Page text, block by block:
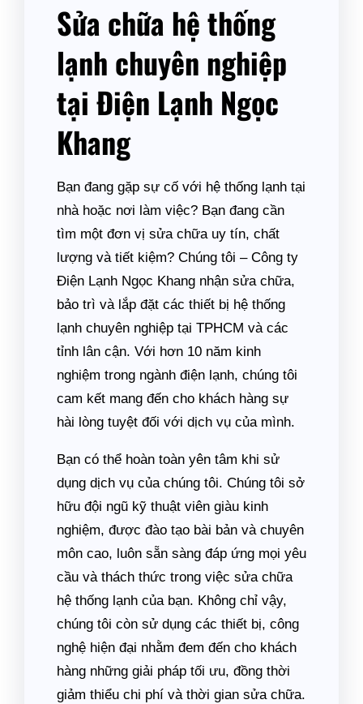
Sửa chữa hệ thống
lạnh chuyên nghiệp
tại Điện Lạnh Ngọc
Khang
Bạn đang gặp sự cố với hệ thống lạnh tại
nhà hoặc nơi làm việc? Bạn đang cần
tìm một đơn vị sửa chữa uy tín, chất
lượng và tiết kiệm? Chúng tôi – Công ty
Điện Lạnh Ngọc Khang nhận sửa chữa,
bảo trì và lắp đặt các thiết bị hệ thống
lạnh chuyên nghiệp tại TPHCM và các
tỉnh lân cận. Với hơn 10 năm kinh
nghiệm trong ngành điện lạnh, chúng tôi
cam kết mang đến cho khách hàng sự
hài lòng tuyệt đối với dịch vụ của mình.
Bạn có thể hoàn toàn yên tâm khi sử
dụng dịch vụ của chúng tôi. Chúng tôi sở
hữu đội ngũ kỹ thuật viên giàu kinh
nghiệm, được đào tạo bài bản và chuyên
môn cao, luôn sẵn sàng đáp ứng mọi yêu
cầu và thách thức trong việc sửa chữa
hệ thống lạnh của bạn. Không chỉ vậy,
chúng tôi còn sử dụng các thiết bị, công
nghệ hiện đại nhằm đem đến cho khách
hàng những giải pháp tối ưu, đồng thời
giảm thiểu chi phí và thời gian sửa chữa.